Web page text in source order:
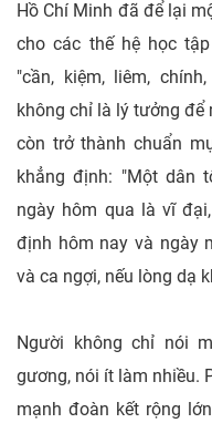
Hồ Chí Minh đã để lại
cho các thế hệ học
"cần, kiệm, liêm,
không chỉ là lý tưởng để
còn trở thành chuẩn
khẳng định: "Một dân
ngày hôm qua là vĩ
định hôm nay và ngày
và ca ngợi, nếu lòng dạ
Người không chỉ nói
gương, nói ít làm nhiều.
mạnh đoàn kết rộng